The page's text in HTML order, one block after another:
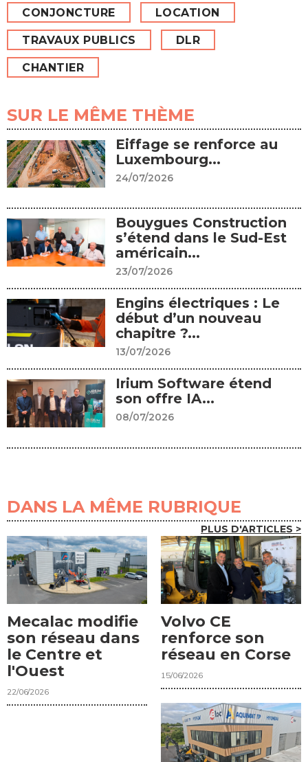
CONJONCTURE LOCATION
TRAVAUX PUBLICS DLR
CHANTIER
SUR LE MÊME THÈME
Eiffage se renforce au
Luxembourg...
24/07/2026
Bouygues Construction
s’étend dans le Sud-Est
américain...
23/07/2026
Engins électriques : Le
début d’un nouveau
chapitre ?...
13/07/2026
Irium Software étend
son offre IA...
08/07/2026
DANS LA MÊME RUBRIQUE
PLUS D'ARTICLES >
Mecalac modifie
son réseau dans
le Centre et
l'Ouest
22/06/2026
Volvo CE
renforce son
réseau en Corse
15/06/2026